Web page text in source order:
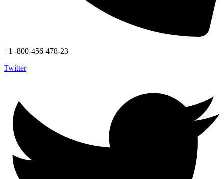
+1 -800-456-478-23
Twitter